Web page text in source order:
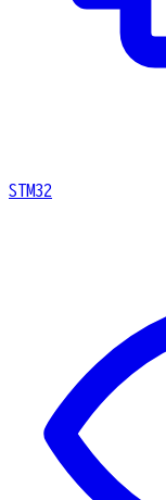
STM32